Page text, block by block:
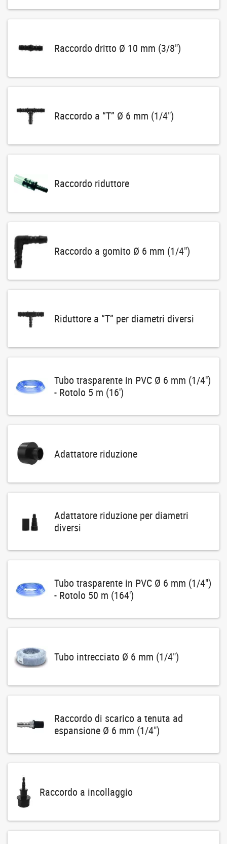
Raccordo dritto Ø 10 mm (3/8")
Raccordo a “T” Ø 6 mm (1/4")
Raccordo riduttore
Raccordo a gomito Ø 6 mm (1/4")
Riduttore a “T” per diametri diversi
Tubo trasparente in PVC Ø 6 mm (1/4'')
- Rotolo 5 m (16')
Adattatore riduzione
Adattatore riduzione per diametri
diversi
Tubo trasparente in PVC Ø 6 mm (1/4")
- Rotolo 50 m (164')
Tubo intrecciato Ø 6 mm (1/4")
Raccordo di scarico a tenuta ad
espansione Ø 6 mm (1/4")
Raccordo a incollaggio